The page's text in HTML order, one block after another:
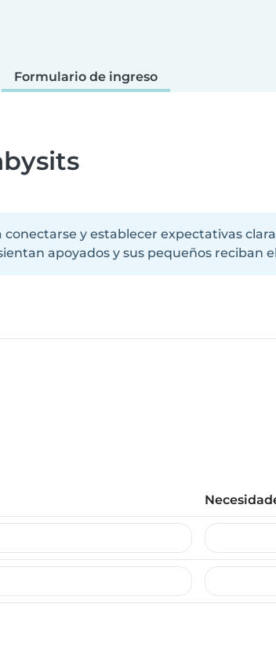
Formulario de ingreso
conectarse y establecer expectativas
apoyados y sus pequeños reciban